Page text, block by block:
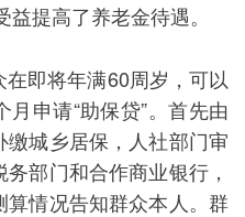
提高了养老金待遇。
即将年满60周岁，可以
申请“助保贷”。首先由
城乡居保，人社部门审
部门和合作商业银行，
情况告知群众本人。群